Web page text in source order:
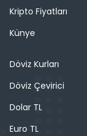
Kripto Fiyatları
Künye
Döviz Kurları
Döviz Çevirici
Dolar TL
Euro TL